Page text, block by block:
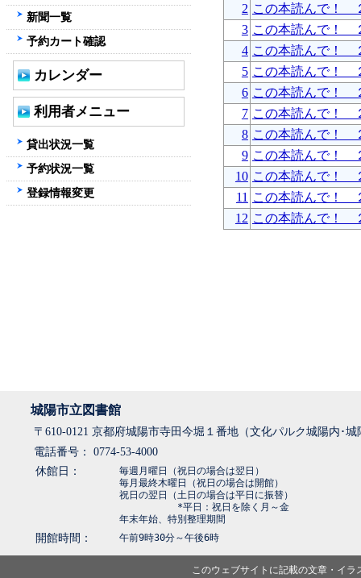
2 この本読んで！
3 この本読んで！
4 この本読んで！
5 この本読んで！
6 この本読んで！
7 この本読んで！
8 この本読んで！
9 この本読んで！
10 この本読んで！
11 この本読んで！
12 この本読んで！
新聞一覧
予約カート確認
カレンダー
利用者メニュー
貸出状況一覧
予約状況一覧
登録情報変更
城陽市立図書館
〒610-0121 京都府城陽市寺田今堀１番地（文化パルク城陽内･
電話番号： 0774-53-4000
休館日：
毎週月曜日（祝日の場合は翌日）
毎月最終木曜日（祝日の場合は開館）
祝日の翌日（土日の場合は平日に振替）
*平日：祝日を除く月～金
年末年始、特別整理期間
開館時間： 午前9時30分～午後6時
このウェブサイトに記載の文章・イ